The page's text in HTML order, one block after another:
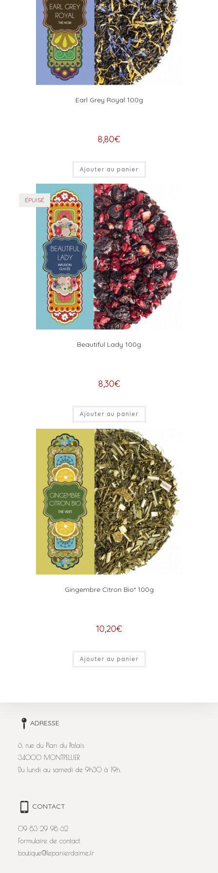
Earl Grey Royal 100g
8,80€
Ajouter au panier
ÉPUISÉ
Beautiful Lady 100g
8,30€
Ajouter au panier
Gingembre Citron Bio* 100g
10,20€
Ajouter au panier
ADRESSE
6, rue du Plan du Palais
34000 MONTPELLIER
Du lundi au samedi de 9h30 à 19h.
CONTACT
09 83 29 98 62
Formulaire de contact
boutique@lepanierdaime.fr